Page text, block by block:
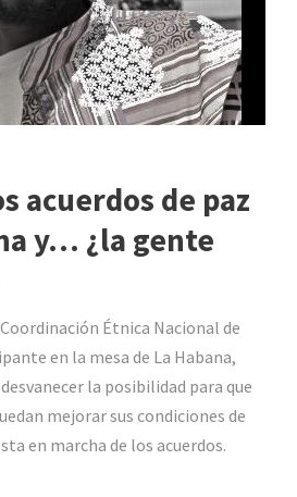
acuerdos de paz
y… ¿la gente
Étnica Nacional de
en la mesa de La Habana,
la posibilidad para que
mejorar sus condiciones de
en marcha de los acuerdos.